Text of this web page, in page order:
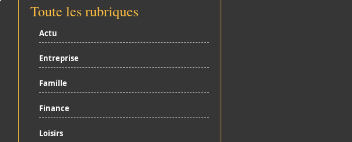
Toute les rubriques
Actu
Entreprise
Famille
Finance
Loisirs